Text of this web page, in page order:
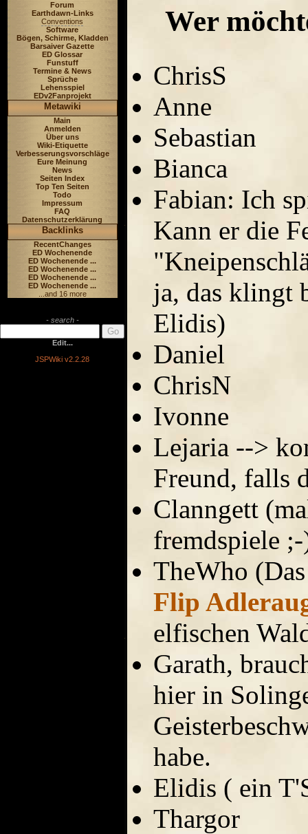
Forum
Earthdawn-Links
Conventions
Software
Bögen, Schirme, Kladden
Barsaiver Gazette
ED Glossar
Funstuff
Termine & News
Sprüche
Lehensspiel
EDv2Fanprojekt
Metawiki
Main
Anmelden
Über uns
Wiki-Etiquette
Verbesserungsvorschläge
Eure Meinung
News
Seiten Index
Top Ten Seiten
Todo
Impressum
FAQ
Datenschutzerklärung
Backlinks
RecentChanges
ED Wochenende
ED Wochenende ...
ED Wochenende ...
ED Wochenende ...
ED Wochenende ...
...and 16 more
- search -
Edit...
JSPWiki v2.2.28
Wer
ChrisS
Anne
Sebastian
Bianca
Fabian: Ich
Kann er die
ja, das klingt
Elidis)
Daniel
ChrisN
Ivonne
Lejaria -->
Freund, falls
Clanngett
fremdspiele
TheWho
Flip
elfischen
Garath,
hier in
habe.
Elidis ( ein
Thargor